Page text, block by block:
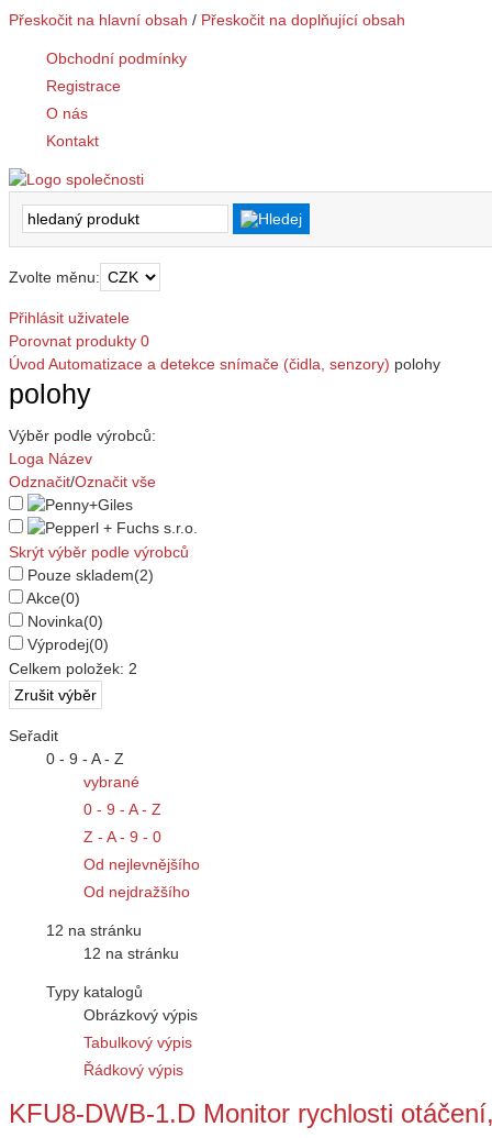
Přeskočit na hlavní obsah / Přeskočit na doplňující obsah
Obchodní podmínky
Registrace
O nás
Kontakt
Zvolte měnu:
Přihlásit uživatele
Porovnat produkty 0
Úvod Automatizace a detekce snímače (čidla, senzory) polohy
polohy
Výběr podle výrobců:
Loga Název
Odznačit/Označit vše
Skrýt výběr podle výrobců
Pouze skladem(2)
Akce(0)
Novinka(0)
Výprodej(0)
Celkem položek: 2
Seřadit
0 - 9 - A - Z
vybrané
0 - 9 - A - Z
Z - A - 9 - 0
Od nejlevnějšího
Od nejdražšího
12 na stránku
12 na stránku
Typy katalogů
Obrázkový výpis
Tabulkový výpis
Řádkový výpis
KFU8-DWB-1.D Monitor rychlosti